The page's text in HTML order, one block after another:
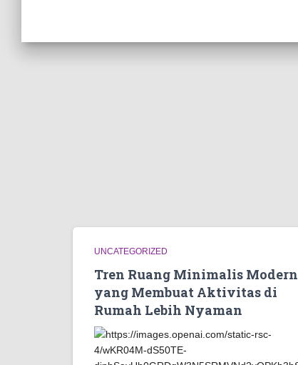
UNCATEGORIZED
Tren Ruang Minimalis Modern
yang Membuat Aktivitas di
Rumah Lebih Nyaman